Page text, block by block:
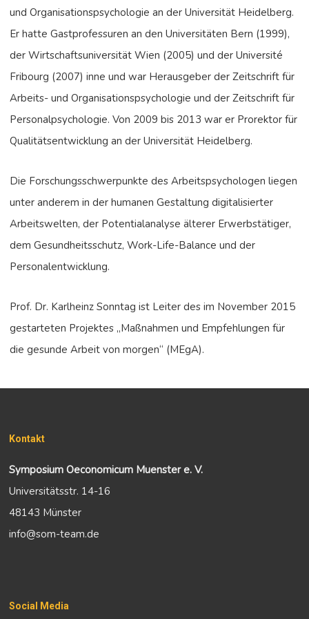
und Organisationspsychologie an der Universität Heidelberg.
Er hatte Gastprofessuren an den Universitäten Bern (1999),
der Wirtschaftsuniversität Wien (2005) und der Université
Fribourg (2007) inne und war Herausgeber der Zeitschrift für
Arbeits- und Organisationspsychologie und der Zeitschrift für
Personalpsychologie. Von 2009 bis 2013 war er Prorektor für
Qualitätsentwicklung an der Universität Heidelberg.
Die Forschungsschwerpunkte des Arbeitspsychologen liegen
unter anderem in der humanen Gestaltung digitalisierter
Arbeitswelten, der Potentialanalyse älterer Erwerbstätiger,
dem Gesundheitsschutz, Work-Life-Balance und der
Personalentwicklung.
Prof. Dr. Karlheinz Sonntag ist Leiter des im November 2015
gestarteten Projektes „Maßnahmen und Empfehlungen für
die gesunde Arbeit von morgen“ (MEgA).
Kontakt
Symposium Oeconomicum Muenster e. V.
Universitätsstr. 14-16
48143 Münster
info@som-team.de
Social Media